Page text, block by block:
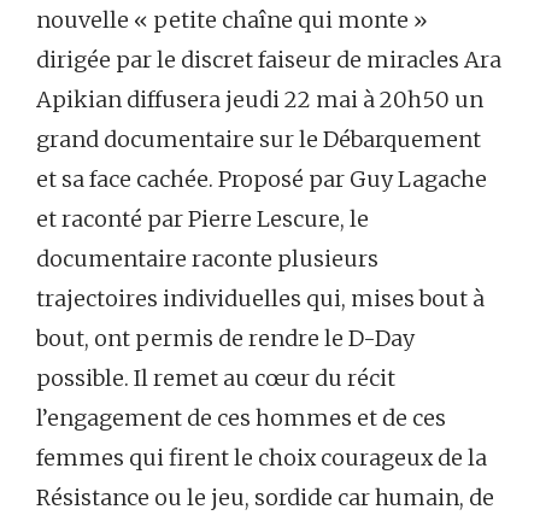
nouvelle « petite chaîne qui monte »
dirigée par le discret faiseur de miracles Ara
Apikian diffusera jeudi 22 mai à 20h50 un
grand documentaire sur le Débarquement
et sa face cachée. Proposé par Guy Lagache
et raconté par Pierre Lescure, le
documentaire raconte plusieurs
trajectoires individuelles qui, mises bout à
bout, ont permis de rendre le D-Day
possible. Il remet au cœur du récit
l’engagement de ces hommes et de ces
femmes qui firent le choix courageux de la
Résistance ou le jeu, sordide car humain, de